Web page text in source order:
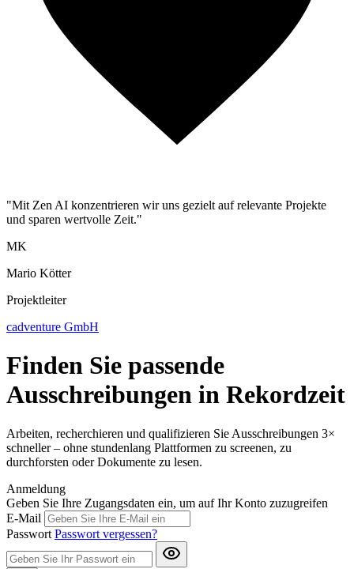
"Mit Zen AI konzentrieren wir uns gezielt auf relevante Projekte
und sparen wertvolle Zeit."
MK
Mario Kötter
Projektleiter
cadventure GmbH
Finden Sie passende
Ausschreibungen in Rekordzeit
Arbeiten, recherchieren und qualifizieren Sie Ausschreibungen 3×
schneller – ohne stundenlang Plattformen zu screenen, zu
durchforsten oder Dokumente zu lesen.
Anmeldung
Geben Sie Ihre Zugangsdaten ein, um auf Ihr Konto zuzugreifen
E-Mail
Passwort Passwort vergessen?